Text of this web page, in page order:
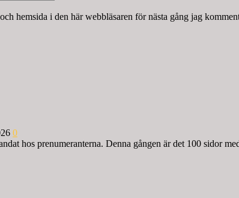
hemsida i den här webbläsaren för nästa gång jag
0
hos prenumeranterna. Denna gången är det 100 sidor